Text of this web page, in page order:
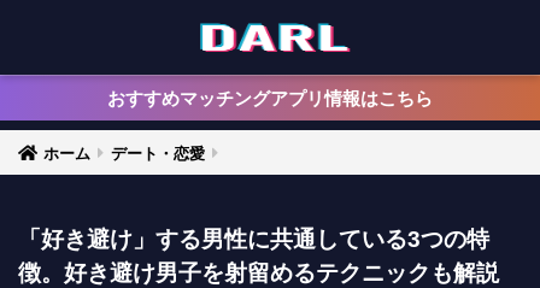
おすすめマッチングアプリ情報はこちら
ホーム デート・恋愛
「好き避け」する男性に共通している3つの特
徴。好き避け男子を射留めるテクニックも解説